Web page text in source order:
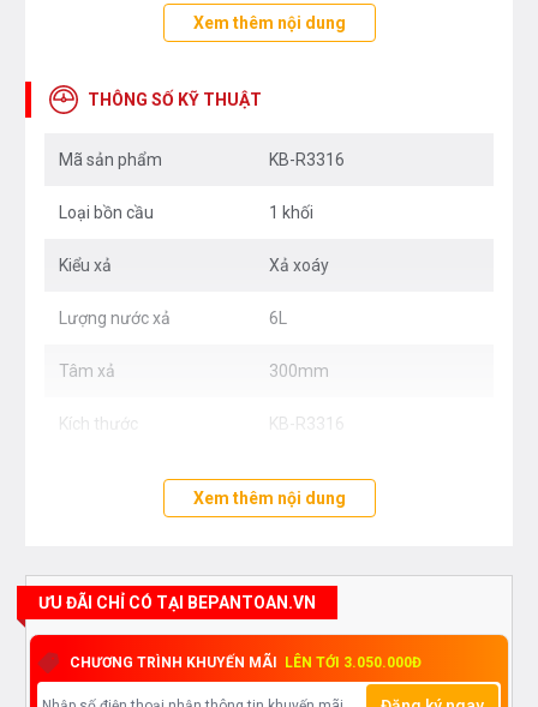
Chứng nhận kiểm định chất lượng tiêu chuẩn.
Bạn quan tâm tới những sản phẩm bồn cầu cũng như các
với chúng tôi theo hotline 0976665669 - 0912331335
Xem thêm nội dung
THÔNG SỐ KỸ THUẬT
Mã sản phẩm KB-R3316
Loại bồn cầu 1 khối
Kiểu xả Xả xoáy
Lượng nước xả 6L
Tâm xả 300mm
Kích thước KB-R3316
Xem thêm nội dung
ƯU ĐÃI CHỈ CÓ TẠI BEPANTOAN.VN
CHƯƠNG TRÌNH KHUYẾN MÃI LÊN TỚI 3.050.000Đ